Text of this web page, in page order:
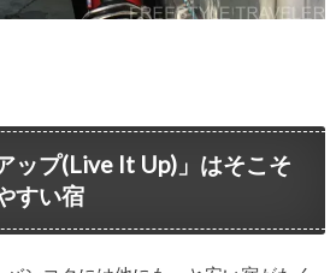
ップ(Live It Up)」はそこそ
すい宿